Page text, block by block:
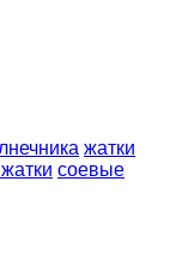
жатки
соевые